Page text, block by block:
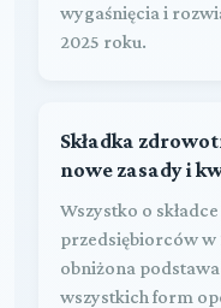
wygaśnięcia i
2025 roku.
Składka
nowe zasady i
Wszystko o
przedsiębiorców w
obniżona
wszystkich form